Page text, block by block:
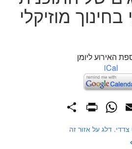
מוזיקלי
האירוע ליומן
iCal
Email
WhatsApp
דלג על אזור זה